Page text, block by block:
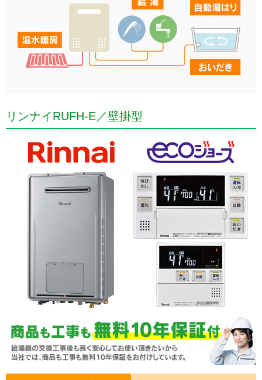
リンナイRUFH-E／壁掛型